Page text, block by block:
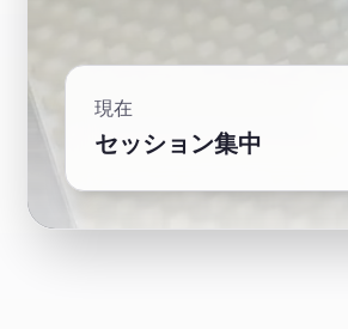
現在
セッション集中